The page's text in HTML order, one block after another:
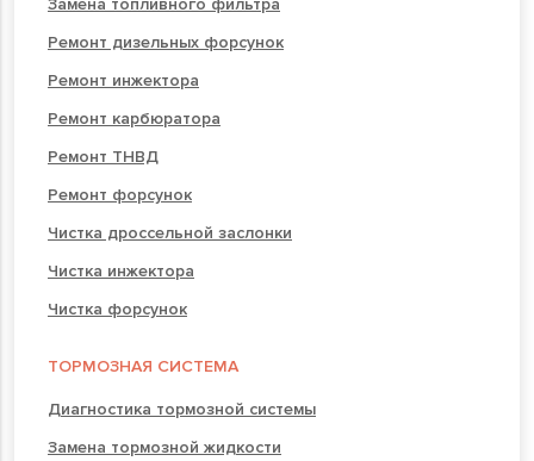
Ремонт дизельных форсунок
Ремонт инжектора
Ремонт карбюратора
Ремонт ТНВД
Ремонт форсунок
Чистка дроссельной заслонки
Чистка инжектора
Чистка форсунок
ТОРМОЗНАЯ СИСТЕМА
Диагностика тормозной системы
Замена тормозной жидкости